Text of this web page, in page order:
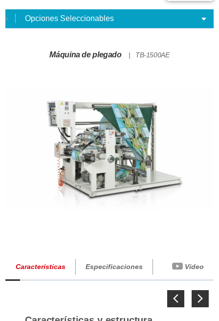
Opciones Seleccionables
Máquina de plegado TB-1500AE
Previous
Características Especificaciones Vídeo
Next